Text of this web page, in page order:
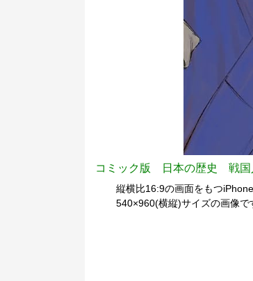
コミック版 日本の歴史 戦
縦横比16:9の画面をもつ
540×960(横縦)サイズの画像で